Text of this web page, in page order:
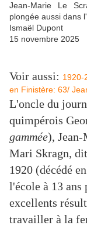
Jean-Marie Le
plongée aussi dans
Ismaël Dupont
15 novembre 2025
Voir aussi: 1920-
en Finistère: 63/
L'oncle du
quimpérois
gammée), Jean-
Mari Skragn,
1920 (décédé
l'école à 13 ans
excellents
travailler à la